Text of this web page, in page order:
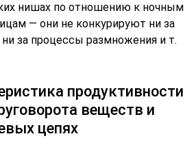
нишах по отношению к ночным
— они не конкурируют ни за
ни за процессы размножения и т.
продуктивности
веществ и
цепях